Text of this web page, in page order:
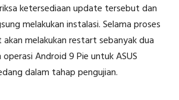
ketersediaan update tersebut dan
melakukan instalasi. Selama proses
melakukan restart sebanyak dua
Android 9 Pie untuk ASUS
dalam tahap pengujian.